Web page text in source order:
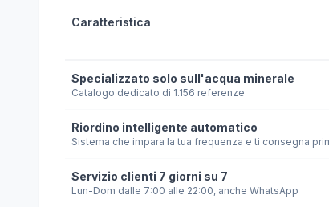
Caratteristica
Specializzato solo sull'acqua minerale
Catalogo dedicato di 1.156 referenze
Riordino intelligente automatico
Sistema che impara la tua frequenza e ti consegna
Servizio clienti 7 giorni su 7
Lun-Dom dalle 7:00 alle 22:00, anche WhatsApp